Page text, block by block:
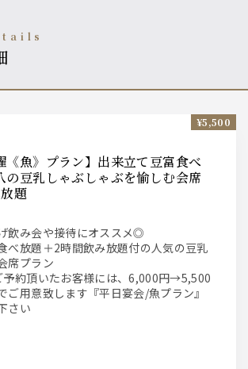
豆乳しゃぶしゃぶを愉しむ会席
題
げ飲み会や接待にオススメ◎
べ放題＋2時間飲み放題付の人気の豆乳
席プラン
予約頂いたお客様には、6,000円→5,500
ご用意致します『平日宴会/魚プラン』
さい
¥5,500